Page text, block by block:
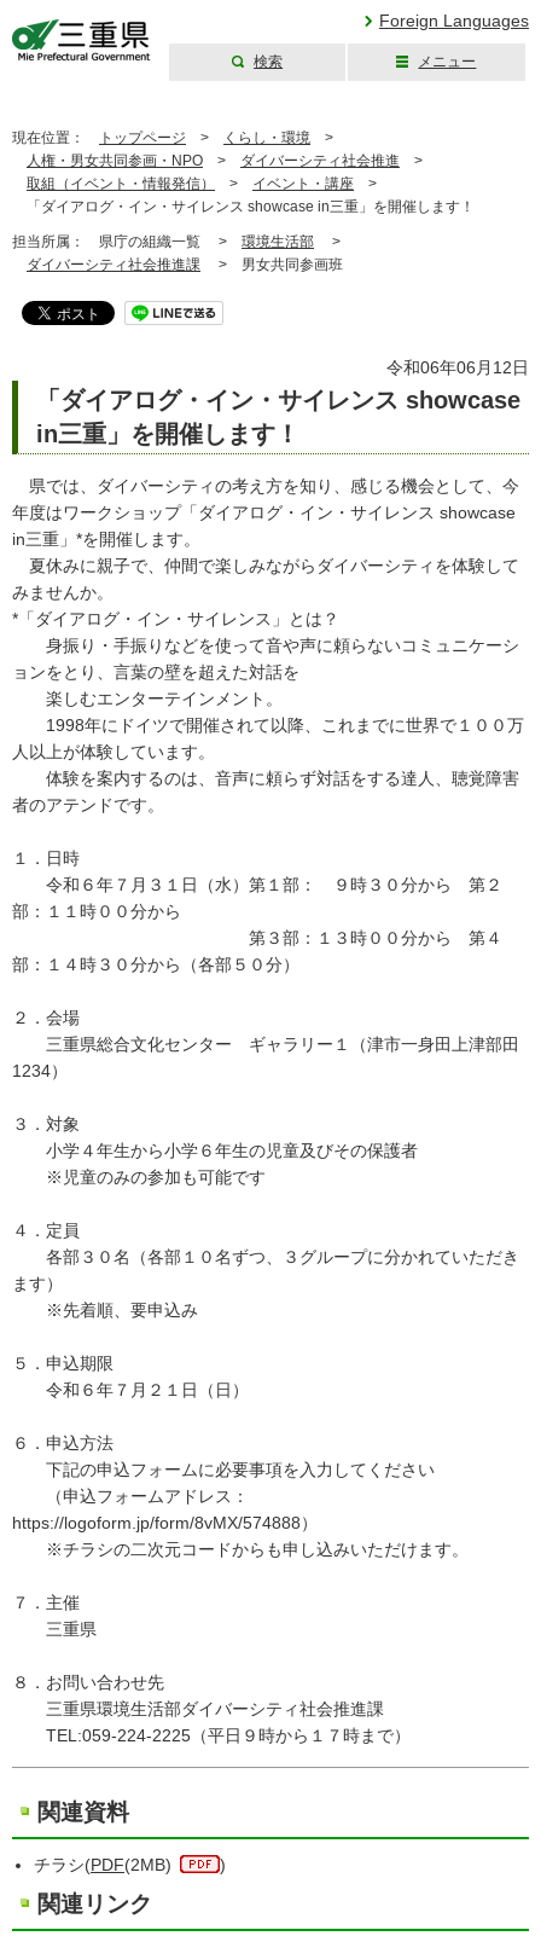
Foreign Languages
検索 メニュー
現在位置： トップページ > くらし・環境 >
人権・男女共同参画・NPO > ダイバーシティ社会推進 >
取組（イベント・情報発信）
> イベント・講座 >
「ダイアログ・イン・サイレンス showcase in三重」を開催します！
担当所属： 県庁の組織一覧 > 環境生活部 >
ダイバーシティ社会推進課 > 男女共同参画班
令和06年06月12日
「ダイアログ・イン・サイレンス showcase
in三重」を開催します！
県では、ダイバーシティの考え方を知り、感じる機会として、今
年度はワークショップ「ダイアログ・イン・サイレンス showcase
in三重」*を開催します。
夏休みに親子で、仲間で楽しみながらダイバーシティを体験して
みませんか。
*「ダイアログ・イン・サイレンス」とは？
身振り・手振りなどを使って音や声に頼らないコミュニケーシ
ョンをとり、言葉の壁を超えた対話を
楽しむエンターテインメント。
1998年にドイツで開催されて以降、これまでに世界で１００万
人以上が体験しています。
体験を案内するのは、音声に頼らず対話をする達人、聴覚障害
者のアテンドです。
１．日時
令和６年７月３１日（水）第１部： ９時３０分から 第２
部：１１時００分から
第３部：１３時００分から 第４
部：１４時３０分から（各部５０分）
２．会場
三重県総合文化センター ギャラリー１（津市一身田上津部田
1234）
３．対象
小学４年生から小学６年生の児童及びその保護者
※児童のみの参加も可能です
４．定員
各部３０名（各部１０名ずつ、３グループに分かれていただき
ます）
※先着順、要申込み
５．申込期限
令和６年７月２１日（日）
６．申込方法
下記の申込フォームに必要事項を入力してください
（申込フォームアドレス：
https://logoform.jp/form/8vMX/574888）
※チラシの二次元コードからも申し込みいただけます。
７．主催
三重県
８．お問い合わせ先
三重県環境生活部ダイバーシティ社会推進課
TEL:059-224-2225（平日９時から１７時まで）
関連資料
チラシ(PDF(2MB) )
関連リンク